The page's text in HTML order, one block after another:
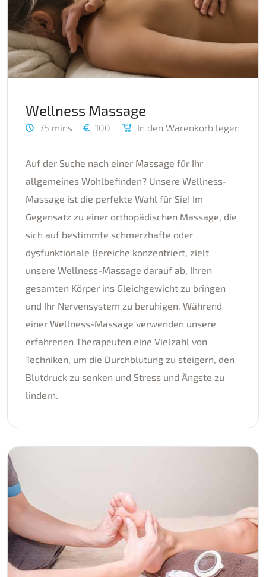
Wellness Massage
75 mins 100 In den Warenkorb legen
Auf der Suche nach einer Massage für Ihr
allgemeines Wohlbefinden? Unsere Wellness-
Massage ist die perfekte Wahl für Sie! Im
Gegensatz zu einer orthopädischen Massage, die
sich auf bestimmte schmerzhafte oder
dysfunktionale Bereiche konzentriert, zielt
unsere Wellness-Massage darauf ab, Ihren
gesamten Körper ins Gleichgewicht zu bringen
und Ihr Nervensystem zu beruhigen. Während
einer Wellness-Massage verwenden unsere
erfahrenen Therapeuten eine Vielzahl von
Techniken, um die Durchblutung zu steigern, den
Blutdruck zu senken und Stress und Ängste zu
lindern.